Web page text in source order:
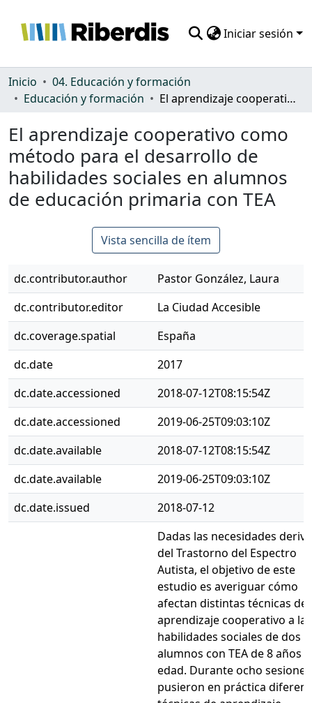
Iniciar sesión
Comunidades
Estadísticas
Inicio
04. Educación y formación
Educación y formación
El aprendizaje cooperativo como método para el desarrollo de habilidades sociales en alumnos de educación primaria con TEA
El aprendizaje cooperativo como
método para el desarrollo de
habilidades sociales en alumnos
de educación primaria con TEA
Vista sencilla de ítem
dc.contributor.author
Pastor González, Laura
dc.contributor.editor
La Ciudad Accesible
dc.coverage.spatial
España
dc.date
2017
dc.date.accessioned
2018-07-12T08:15:54Z
dc.date.accessioned
2019-06-25T09:03:10Z
dc.date.available
2018-07-12T08:15:54Z
dc.date.available
2019-06-25T09:03:10Z
dc.date.issued
2018-07-12
Dadas las necesidades
del Trastorno del Espectro
Autista, el objetivo de este
estudio es averiguar cómo
afectan distintas técnicas de
aprendizaje cooperativo a las
habilidades sociales de dos
alumnos con TEA de 8 años
edad. Durante ocho
pusieron en práctica